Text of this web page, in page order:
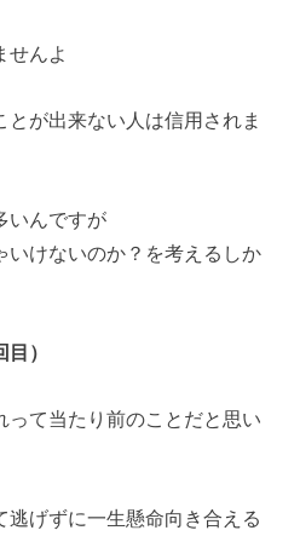
せんよ
が出来ない人は信用されま
いんですが
いけないのか？を考えるしか
）
って当たり前のことだと思い
逃げずに一生懸命向き合える